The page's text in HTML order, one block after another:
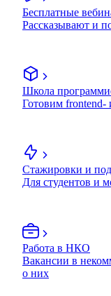
Бесплатные
Рассказывают и
Школа
Готовим frontend-
Стажировки и
Для студентов и
Работа в НКО
Вакансии в
о них